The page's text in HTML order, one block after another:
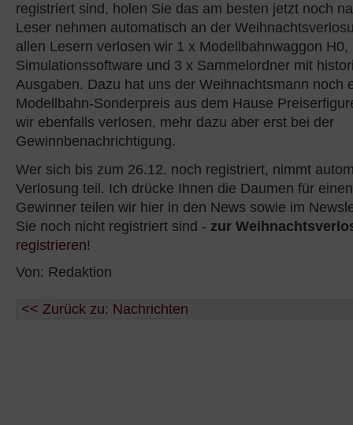
registriert sind, holen Sie das am besten jetzt noch
Leser nehmen automatisch an der
allen Lesern verlosen wir 1 x Modellbahnwaggon H0,
Simulationssoftware und 3 x Sammelordner mit
Ausgaben. Dazu hat uns der Weihnachtsmann noch
Modellbahn-Sonderpreis aus dem Hause
wir ebenfalls verlosen, mehr dazu aber erst bei der
Gewinnbenachrichtigung.
Wer sich bis zum 26.12. noch registriert, nimmt
Verlosung teil. Ich drücke Ihnen die Daumen für
Gewinner teilen wir hier in den News sowie im
Sie noch nicht registriert sind - zur
registrieren!
Von: Redaktion
<< Zurück zu: Nachrichten